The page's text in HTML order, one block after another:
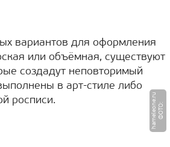
вариантов для оформления
или объёмная, существуют
создадут неповторимый
в арт-стиле либо
росписи.
Ф
О
Т
О
:
h
a
m
e
l
e
o
n
e.
r
u